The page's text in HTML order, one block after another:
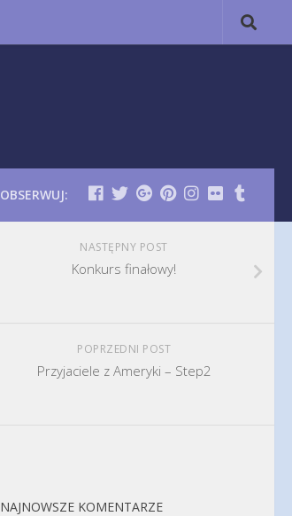
OBSERWUJ:
NASTĘPNY POST
Konkurs finałowy!
POPRZEDNI POST
Przyjaciele z Ameryki – Step2
NAJNOWSZE KOMENTARZE